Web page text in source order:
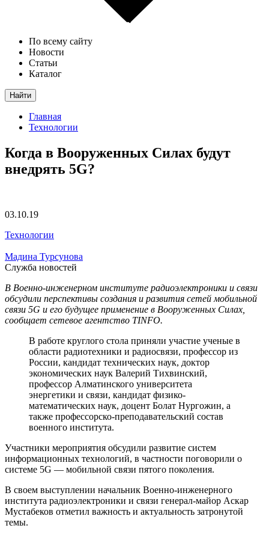
По всему сайту
Новости
Статьи
Каталог
Найти
Главная
Технологии
Когда в Вооруженных Силах будут
внедрять 5G?
03.10.19
Технологии
Мадина Турсунова
Служба новостей
В Военно-инженерном институте радиоэлектроники и связи
обсудили перспективы создания и развития сетей мобильной
связи 5G и его будущее применение в Вооруженных Силах,
сообщает сетевое агентство TINFO.
В работе круглого стола приняли участие ученые в
области радиотехники и радиосвязи, профессор из
России, кандидат технических наук, доктор
экономических наук Валерий Тихвинский,
профессор Алматинского университета
энергетики и связи, кандидат физико-
математических наук, доцент Болат Нургожин, а
также профессорско-преподавательский состав
военного института.
Участники мероприятия обсудили развитие систем
информационных технологий, в частности поговорили о
системе 5G — мобильной связи пятого поколения.
В своем выступлении начальник Военно-инженерного
института радиоэлектроники и связи генерал-майор Аскар
Мустабеков отметил важность и актуальность затронутой
темы.